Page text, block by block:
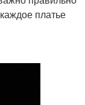
платье